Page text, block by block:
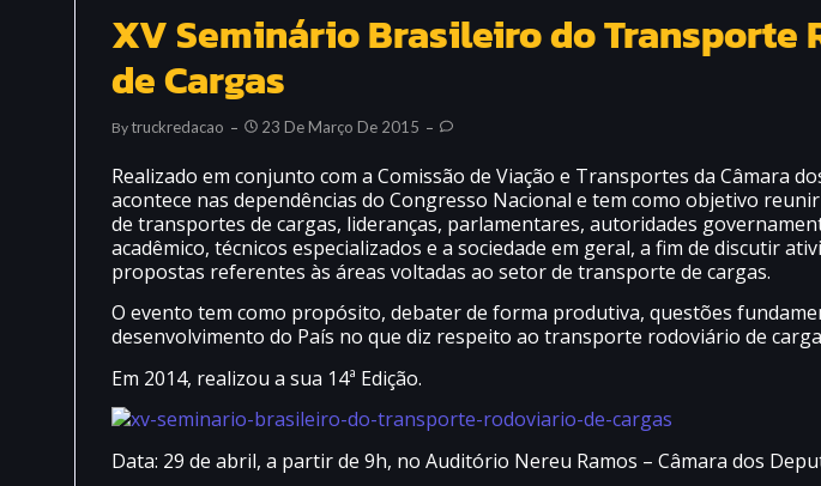
XV Seminário Brasileiro do Transporte
de Cargas
ByTruckredacao 23 De Março De 2015
Realizado em conjunto com a Comissão de Viação e Transportes da Câmara
acontece nas dependências do Congresso Nacional e tem como objetivo
de transportes de cargas, lideranças, parlamentares, autoridades
acadêmico, técnicos especializados e a sociedade em geral, a fim de discutir
propostas referentes às áreas voltadas ao setor de transporte de cargas.
O evento tem como propósito, debater de forma produtiva, questões
desenvolvimento do País no que diz respeito ao transporte rodoviário de
Em 2014, realizou a sua 14ª Edição.
Data: 29 de abril, a partir de 9h, no Auditório Nereu Ramos – Câmara dos